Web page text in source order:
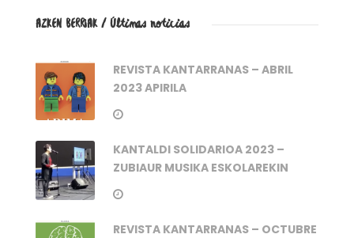
AZKEN BERRIAK / Últimas noticias
REVISTA KANTARRANAS – ABRIL
2023 APIRILA
KANTALDI SOLIDARIOA 2023 –
ZUBIAUR MUSIKA ESKOLAREKIN
REVISTA KANTARRANAS – OCTUBRE